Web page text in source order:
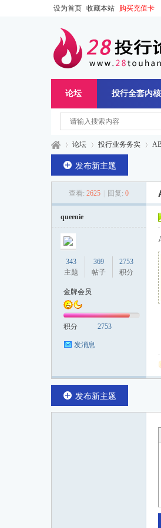
设为首页 收藏本站 购买充值卡
论坛 投行全套内
论坛
›
投行业务务实
发布新主题
查看: 2625 回复: 0
queenie
343
主题
369
帖子
2753
积分
金牌会员
积分 2753
发消息
发布新主题